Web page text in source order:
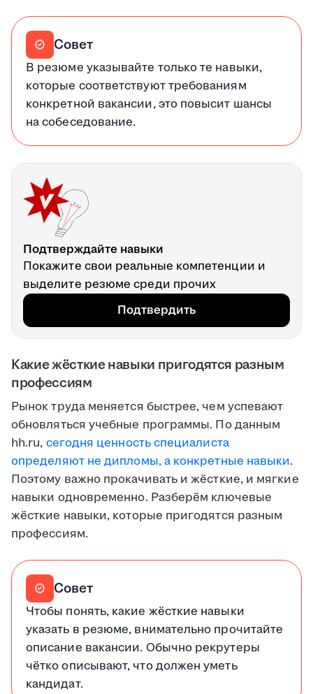
verified Совет
В резюме указывайте только те навыки,
которые соответствуют требованиям
конкретной вакансии, это повысит шансы
на собеседование.
Подтверждайте навыки
Покажите свои реальные компетенции и
выделите резюме среди прочих
Подтвердить
Какие жёсткие навыки пригодятся разным
профессиям
Рынок труда меняется быстрее, чем успевают
обновляться учебные программы. По данным
hh.ru, сегодня ценность специалиста
определяют не дипломы, а конкретные навыки.
Поэтому важно прокачивать и жёсткие, и мягкие
навыки одновременно. Разберём ключевые
жёсткие навыки, которые пригодятся разным
профессиям.
verified Совет
Чтобы понять, какие жёсткие навыки
указать в резюме, внимательно прочитайте
описание вакансии. Обычно рекрутеры
чётко описывают, что должен уметь
кандидат.